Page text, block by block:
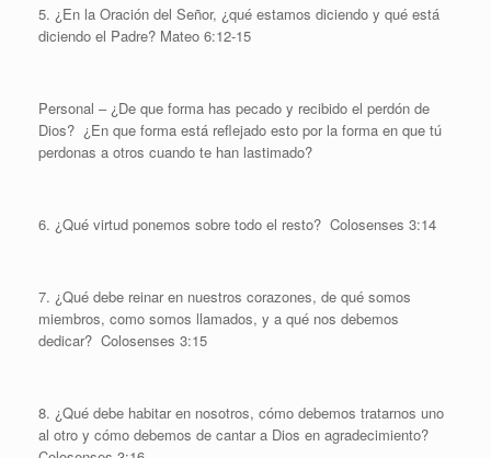
5. ¿En la Oración del Señor, ¿qué estamos diciendo y qué está
diciendo el Padre? Mateo 6:12-15
Personal – ¿De que forma has pecado y recibido el perdón de
Dios? ¿En que forma está reflejado esto por la forma en que tú
perdonas a otros cuando te han lastimado?
6. ¿Qué virtud ponemos sobre todo el resto? Colosenses 3:14
7. ¿Qué debe reinar en nuestros corazones, de qué somos
miembros, como somos llamados, y a qué nos debemos
dedicar? Colosenses 3:15
8. ¿Qué debe habitar en nosotros, cómo debemos tratarnos uno
al otro y cómo debemos de cantar a Dios en agradecimiento?